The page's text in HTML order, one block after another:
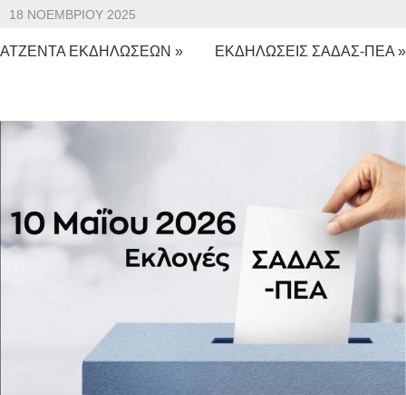
18 ΝΟΕΜΒΡΊΟΥ 2025
ΑΤΖΕΝΤΑ ΕΚΔΗΛΩΣΕΩΝ » ΕΚΔΗΛΩΣΕΙΣ ΣΑΔΑΣ-ΠΕΑ »